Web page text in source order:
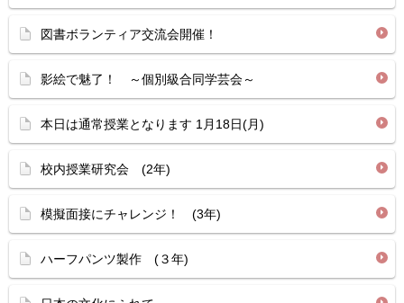
図書ボランティア交流会開催！
影絵で魅了！ ～個別級合同学芸会～
本日は通常授業となります 1月18日(月)
校内授業研究会 (2年)
模擬面接にチャレンジ！ (3年)
ハーフパンツ製作 (３年)